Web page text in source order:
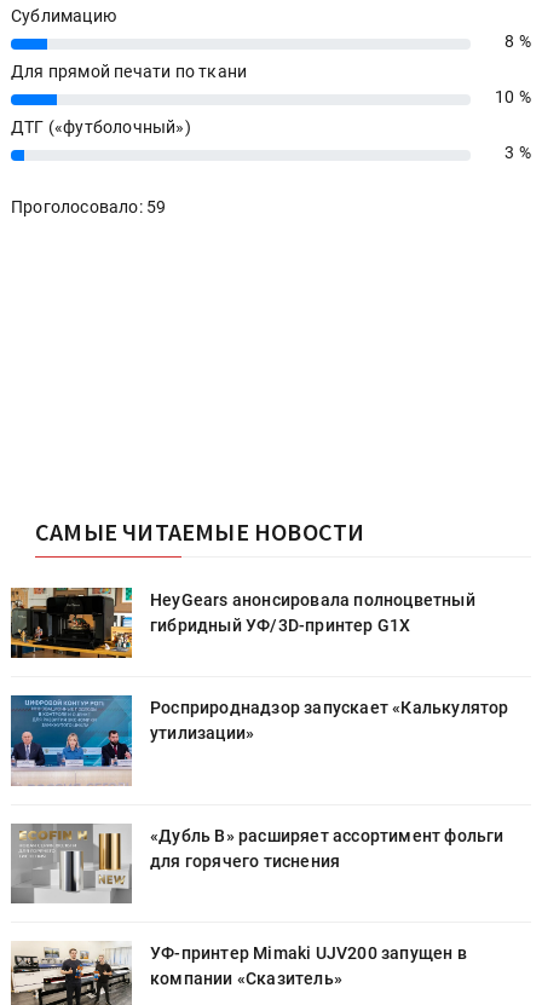
Сублимацию
8%
8 %
Для прямой печати по ткани
10%
10 %
ДТГ («футболочный»)
3% 3 %
Проголосовало: 59
САМЫЕ ЧИТАЕМЫЕ НОВОСТИ
HeyGears анонсировала полноцветный
гибридный УФ/3D-принтер G1X
Росприроднадзор запускает «Калькулятор
утилизации»
«Дубль В» расширяет ассортимент фольги
для горячего тиснения
УФ-принтер Mimaki UJV200 запущен в
компании «Сказитель»